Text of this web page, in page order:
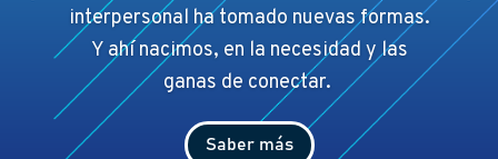
interpersonal ha tomado nuevas formas.
Y ahí nacimos, en la necesidad y las
ganas de conectar.
Saber más